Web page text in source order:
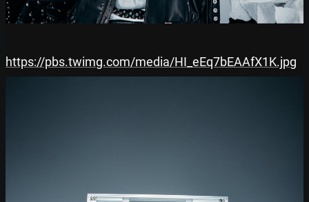
https://pbs.twimg.com/media/HI_eEq7bEAAfX1K.jpg